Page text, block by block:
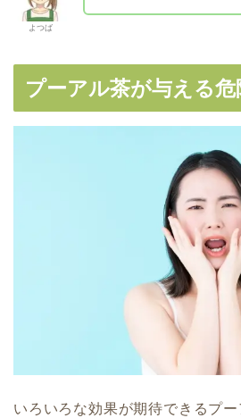
よつば
プーアル茶が与える
いろいろな効果が期待できるプー